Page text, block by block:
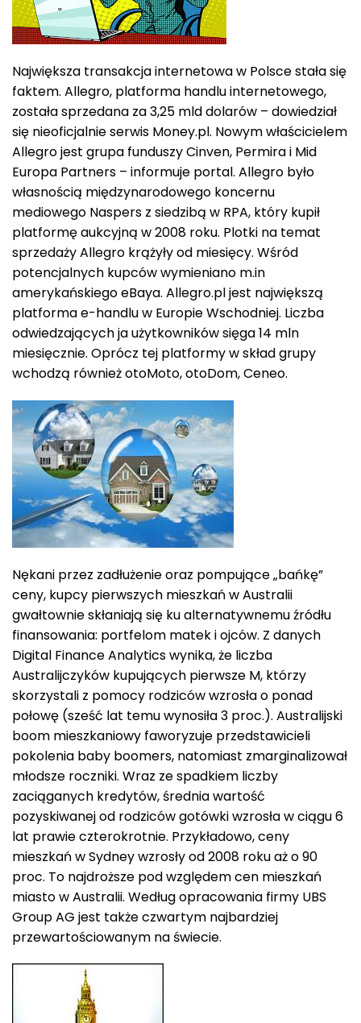
Największa transakcja internetowa w Polsce stała się
faktem. Allegro, platforma handlu internetowego,
została sprzedana za 3,25 mld dolarów – dowiedział
się nieoficjalnie serwis Money.pl. Nowym właścicielem
Allegro jest grupa funduszy Cinven, Permira i Mid
Europa Partners – informuje portal. Allegro było
własnością międzynarodowego koncernu
mediowego Naspers z siedzibą w RPA, który kupił
platformę aukcyjną w 2008 roku. Plotki na temat
sprzedaży Allegro krążyły od miesięcy. Wśród
potencjalnych kupców wymieniano m.in
amerykańskiego eBaya. Allegro.pl jest największą
platforma e-handlu w Europie Wschodniej. Liczba
odwiedzających ja użytkowników sięga 14 mln
miesięcznie. Oprócz tej platformy w skład grupy
wchodzą również otoMoto, otoDom, Ceneo.
Nękani przez zadłużenie oraz pompujące „bańkę”
ceny, kupcy pierwszych mieszkań w Australii
gwałtownie skłaniają się ku alternatywnemu źródłu
finansowania: portfelom matek i ojców. Z danych
Digital Finance Analytics wynika, że liczba
Australijczyków kupujących pierwsze M, którzy
skorzystali z pomocy rodziców wzrosła o ponad
połowę (sześć lat temu wynosiła 3 proc.). Australijski
boom mieszkaniowy faworyzuje przedstawicieli
pokolenia baby boomers, natomiast zmarginalizował
młodsze roczniki. Wraz ze spadkiem liczby
zaciąganych kredytów, średnia wartość
pozyskiwanej od rodziców gotówki wzrosła w ciągu 6
lat prawie czterokrotnie. Przykładowo, ceny
mieszkań w Sydney wzrosły od 2008 roku aż o 90
proc. To najdroższe pod względem cen mieszkań
miasto w Australii. Według opracowania firmy UBS
Group AG jest także czwartym najbardziej
przewartościowanym na świecie.